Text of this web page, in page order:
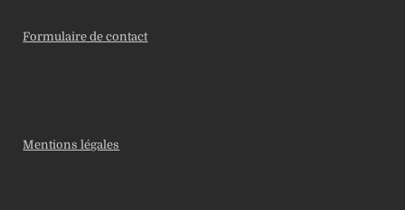
Formulaire de contact
Mentions légales